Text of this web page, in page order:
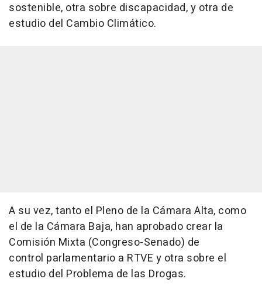
sostenible, otra sobre discapacidad, y otra de
estudio del Cambio Climático.
A su vez, tanto el Pleno de la Cámara Alta, como
el de la Cámara Baja, han aprobado crear la
Comisión Mixta (Congreso-Senado) de
control parlamentario a RTVE y otra sobre el
estudio del Problema de las Drogas.